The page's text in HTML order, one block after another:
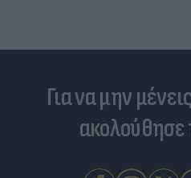
Για να μην
ακολούθησε